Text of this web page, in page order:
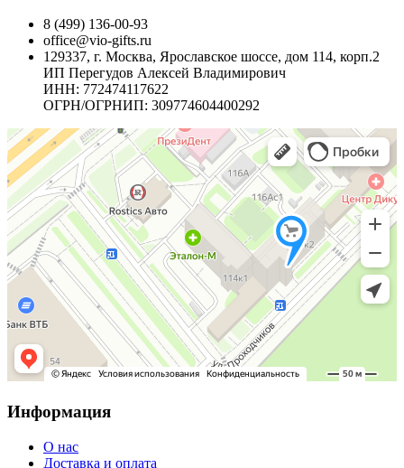
8 (499) 136-00-93
office@vio-gifts.ru
129337, г. Москва, Ярославское шоссе, дом 114, корп.2
ИП Перегудов Алексей Владимирович
ИНН: 772474117622
ОГРН/ОГРНИП: 309774604400292
Информация
О нас
Доставка и оплата